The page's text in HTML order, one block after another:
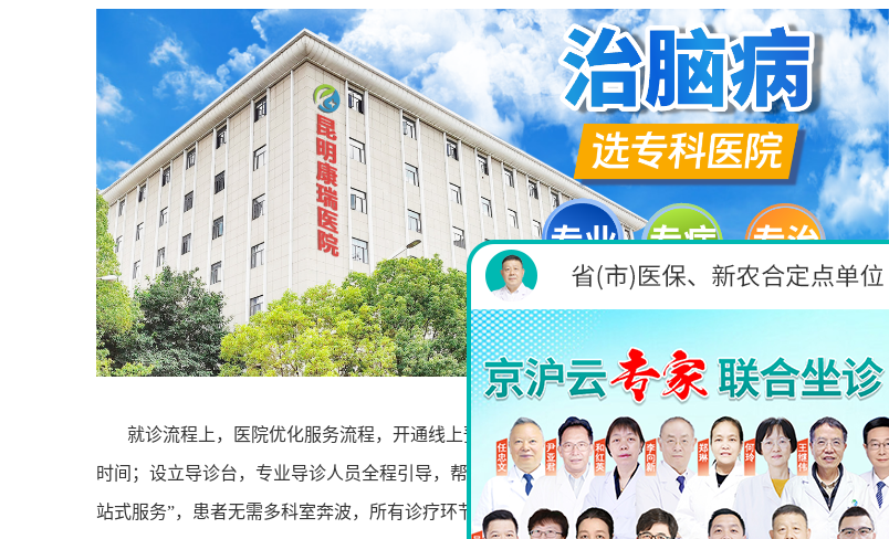
就诊流程上，医院优化服务流程，开通线上预约、电话预约、现场预约等多种渠道，减少排队等待
时间；设立导诊台，专业导诊人员全程引导，帮助患者办理挂号、检查、缴费、住院等手续；推行“一
站式服务”，患者无需多科室奔波，所有诊疗环节在医院内高效完成。